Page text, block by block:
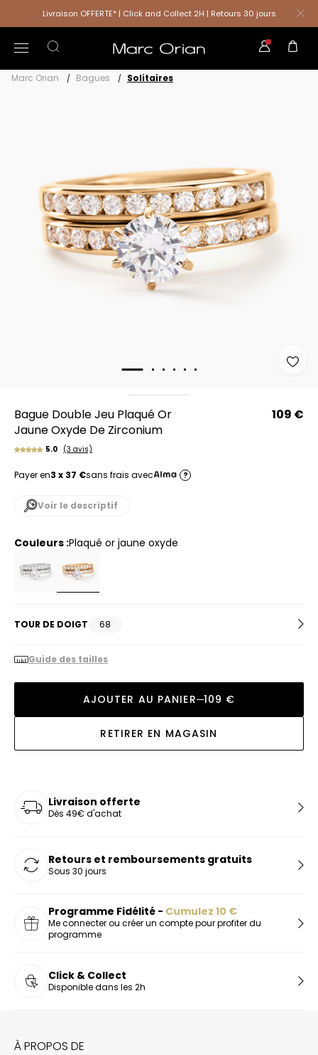
Livraison OFFERTE* | Click and Collect 2H | Retours 30 jours
Marc Orian Bagues Solitaires
Bague Double Jeu Plaqué Or
Jaune Oxyde De Zirconium
109 €
5.0 (3 avis)
Payer en3 x 37 €sans frais avec ?
Voir le descriptif
Couleurs : plaqué or jaune oxyde
TOUR DE DOIGT 68
Guide des tailles
AJOUTER AU PANIER 109 €
RETIRER EN MAGASIN
Livraison offerte
Dès 49€ d'achat
Retours et remboursements gratuits
Sous 30 jours
Programme Fidélité - Cumulez 10 €
Me connecter ou créer un compte pour profiter du
programme
Click & Collect
Disponible dans les 2h
À PROPOS DE